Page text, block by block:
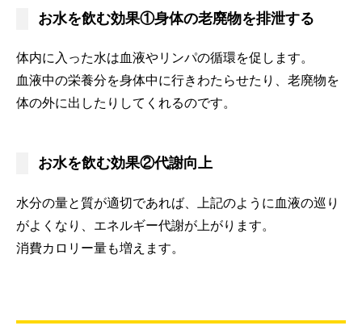
お水を飲む効果①身体の老廃物を排泄する
体内に入った水は血液やリンパの循環を促します。
血液中の栄養分を身体中に行きわたらせたり、老廃物を
体の外に出したりしてくれるのです。
お水を飲む効果②代謝向上
水分の量と質が適切であれば、上記のように血液の巡り
がよくなり、エネルギー代謝が上がります。
消費カロリー量も増えます。